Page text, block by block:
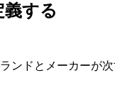
する
ンドとメーカーが